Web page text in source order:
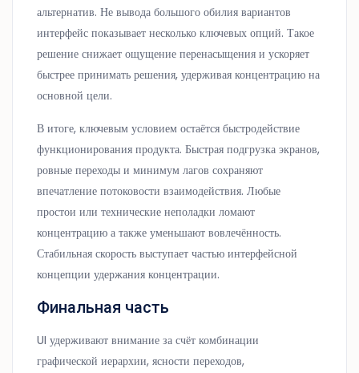
альтернатив. Не вывода большого обилия вариантов
интерфейс показывает несколько ключевых опций. Такое
решение снижает ощущение перенасыщения и ускоряет
быстрее принимать решения, удерживая концентрацию на
основной цели.
В итоге, ключевым условием остаётся быстродействие
функционирования продукта. Быстрая подгрузка экранов,
ровные переходы и минимум лагов сохраняют
впечатление потоковости взаимодействия. Любые
простои или технические неполадки ломают
концентрацию а также уменьшают вовлечённость.
Стабильная скорость выступает частью интерфейсной
концепции удержания концентрации.
Финальная часть
UI удерживают внимание за счёт комбинации
графической иерархии, ясности переходов,